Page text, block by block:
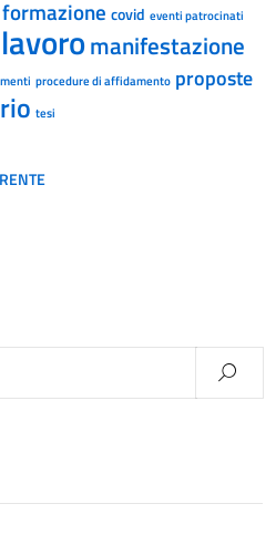
covid eventi patrocinati
lavoromanifestazione
procedure di affidamento proposte
tesi